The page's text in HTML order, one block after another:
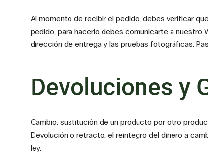
Al momento de recibir el pedido, debes verificar
pedido, para hacerlo debes comunicarte a nuestro
dirección de entrega y las pruebas fotográficas.
Devoluciones y
Cambio: sustitución de un producto por otro
Devolución o retracto: el reintegro del dinero a
ley.